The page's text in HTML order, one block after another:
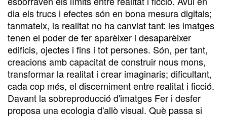
dia els trucs i efectes són en bona mesura digitals;
tanmateix, la realitat no ha canviat tant: les imatges
tenen el poder de fer aparèixer i desaparèixer
edificis, ojectes i fins i tot persones. Són, per tant,
creacions amb capacitat de construir nous mons,
transformar la realitat i crear imaginaris; dificultant,
cada cop més, el discerniment entre realitat i ficció.
Davant la sobreproducció d'imatges Fer i desfer
proposa una ecologia d'allò visual. Què passa si